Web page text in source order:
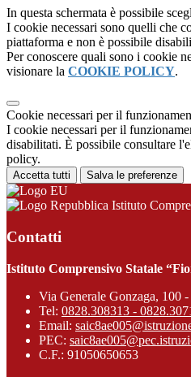
In questa schermata è possibile
I cookie necessari sono quelli che
piattaforma e non è possibile
Per conoscere quali sono i cookie
visionare la COOKIE POLICY.
Cookie necessari per il
I cookie necessari per il
disabilitati. È possibile consultare
policy.
Accetta tutti Salva le preferenze
Istituto
Contatti
Istituto Comprensivo Statale
Via Generale Gonzaga, 100
Tel: 0828.308313 -
Email:
PEC:
C.F.: 91050650653